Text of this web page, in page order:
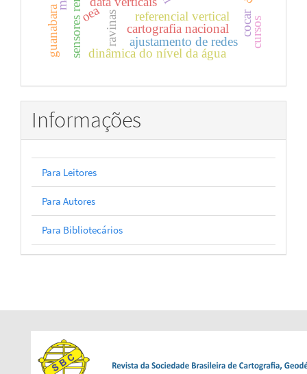
ravinas referencial vertical
dinâmica do nível da água
cartografia nacional cocar
ajustamento de redes
oea
cursos
guanabara
Informações
Para Leitores
Para Autores
Para Bibliotecários